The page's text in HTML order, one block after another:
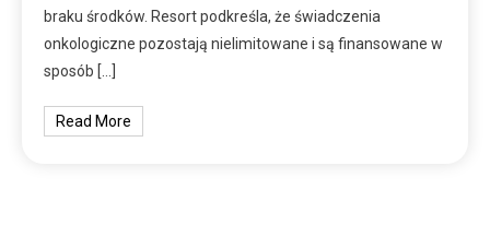
braku środków. Resort podkreśla, że świadczenia
onkologiczne pozostają nielimitowane i są finansowane w
sposób […]
Read More